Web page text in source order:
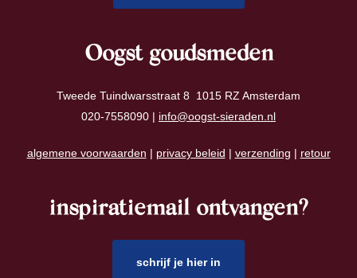
Oogst goudsmeden
Tweede Tuindwarsstraat 8 1015 RZ Amsterdam
020-7558090 | info@oogst-sieraden.nl
algemene voorwaarden | privacy beleid | verzending | retour
inspiratiemail ontvangen?
schrijf je hier in